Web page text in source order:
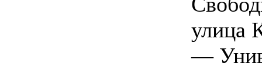
улица
—